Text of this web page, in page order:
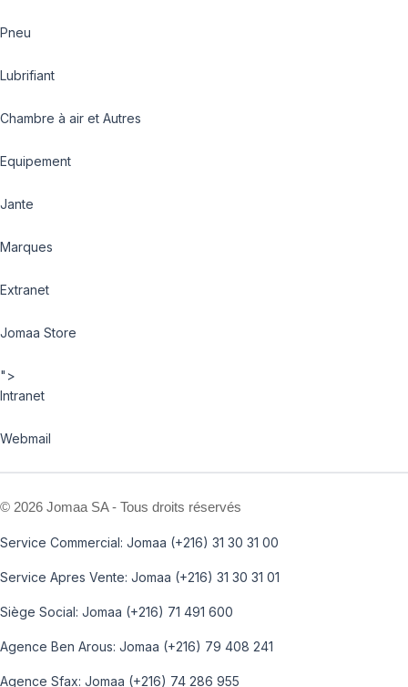
Pneu
Lubrifiant
Chambre à air et Autres
Equipement
Jante
Marques
Extranet
Jomaa Store
">
Intranet
Webmail
© 2026 Jomaa SA - Tous droits réservés
Service Commercial: Jomaa (+216) 31 30 31 00
Service Apres Vente: Jomaa (+216) 31 30 31 01
Siège Social: Jomaa (+216) 71 491 600
Agence Ben Arous: Jomaa (+216) 79 408 241
Agence Sfax: Jomaa (+216) 74 286 955